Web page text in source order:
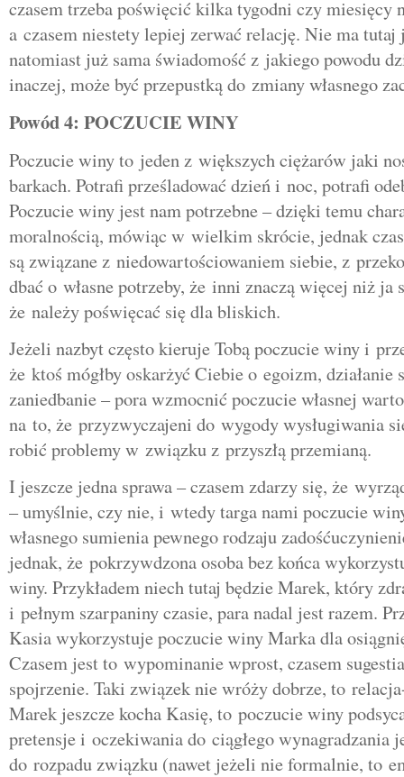
czasem trzeba poświęcić kilka tygodni czy miesięcy
a czasem niestety lepiej zerwać relację. Nie ma tutaj
natomiast już sama świadomość z jakiego powodu
inaczej, może być przepustką do zmiany własnego
Powód 4: POCZUCIE WINY
Poczucie winy to jeden z większych ciężarów jaki
barkach. Potrafi prześladować dzień i noc, potrafi
Poczucie winy jest nam potrzebne – dzięki temu
moralnością, mówiąc w wielkim skrócie, jednak
są związane z niedowartościowaniem siebie, z
dbać o własne potrzeby, że inni znaczą więcej niż ja
że należy poświęcać się dla bliskich.
Jeżeli nazbyt często kieruje Tobą poczucie winy i
że ktoś mógłby oskarżyć Ciebie o egoizm, działanie
zaniedbanie – pora wzmocnić poczucie własnej
na to, że przyzwyczajeni do wygody wysługiwania
robić problemy w związku z przyszłą przemianą.
I jeszcze jedna sprawa – czasem zdarzy się, że
– umyślnie, czy nie, i wtedy targa nami poczucie
własnego sumienia pewnego rodzaju
jednak, że pokrzywdzona osoba bez końca
winy. Przykładem niech tutaj będzie Marek, który
i pełnym szarpaniny czasie, para nadal jest razem.
Kasia wykorzystuje poczucie winy Marka dla
Czasem jest to wypominanie wprost, czasem
spojrzenie. Taki związek nie wróży dobrze, to
Marek jeszcze kocha Kasię, to poczucie winy
pretensje i oczekiwania do ciągłego wynagradzania
do rozpadu związku (nawet jeżeli nie formalnie, to